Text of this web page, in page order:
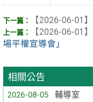
相關公告
2026-08-05
輔導室
【2026-06-01】
【2026-06-01】
場平權宣導會」